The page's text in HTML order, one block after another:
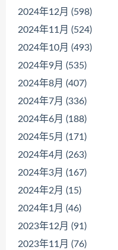
2024年12月 (598)
2024年11月 (524)
2024年10月 (493)
2024年9月 (535)
2024年8月 (407)
2024年7月 (336)
2024年6月 (188)
2024年5月 (171)
2024年4月 (263)
2024年3月 (167)
2024年2月 (15)
2024年1月 (46)
2023年12月 (91)
2023年11月 (76)